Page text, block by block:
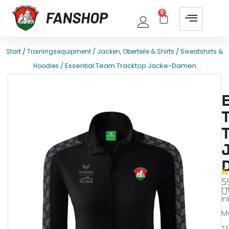
0
Start /Trainingsequipment / Jacken, Oberteile & Shirts /Sweatshirts &
Hoodies / Essential Team Tracktop Jacke-Damen